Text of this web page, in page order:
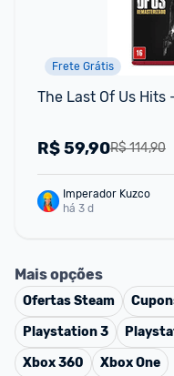
Frete Grátis
The Last Of Us
R$ 114,90
R$59,90
Imperador Kuzco
há 3 d
Mais opções
OfertasSteam
Playstation 3
Xbox 360
Xbox One